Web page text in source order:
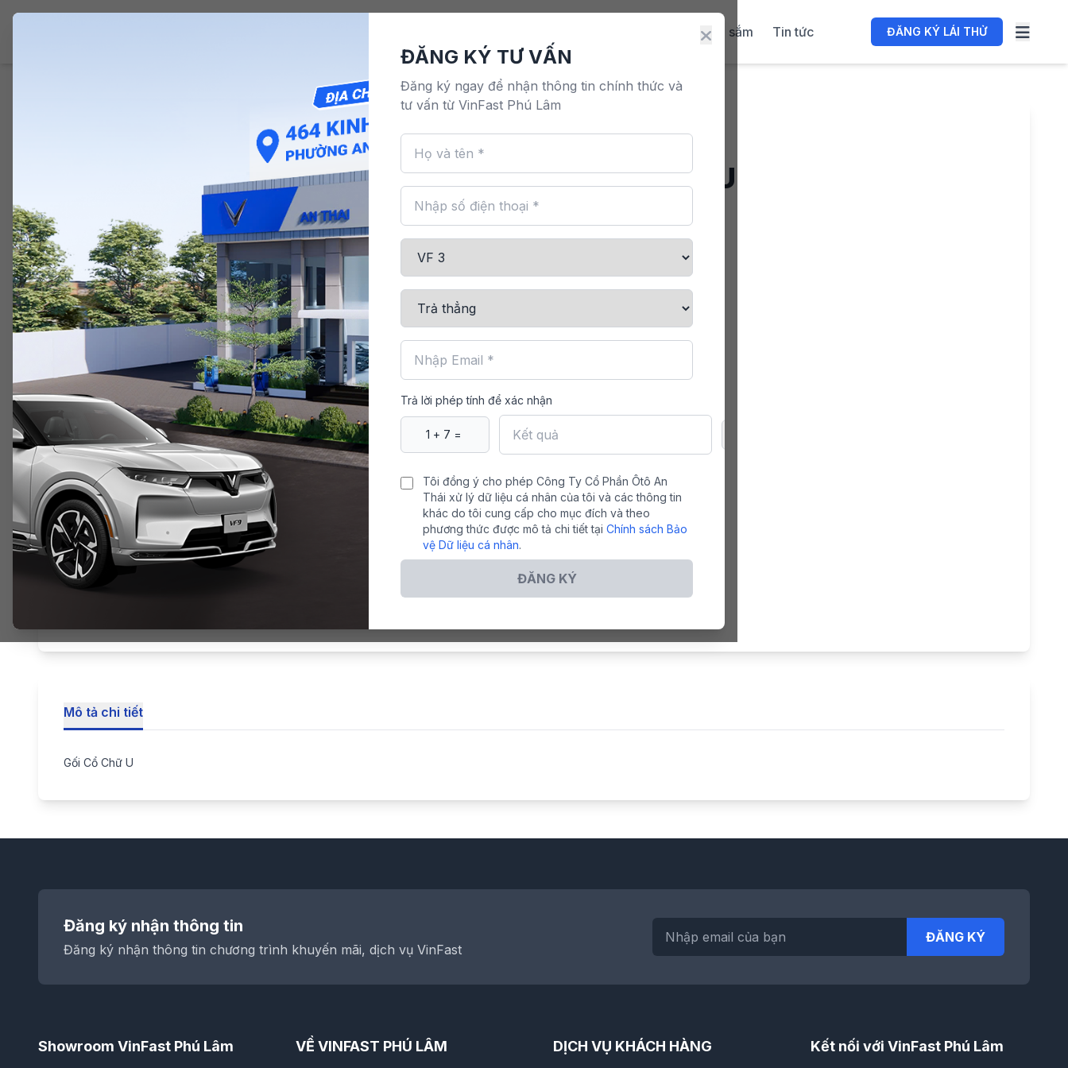
Mua sắm Tin tức ĐĂNG KÝ LÁI THỬ
Gối Cổ Chữ U
Gối Cổ Chữ U
116,000 đ
Mô tả chi tiết
Gối Cổ Chữ U
Đăng ký nhận thông tin
Đăng ký nhận thông tin chương trình khuyến mãi, dịch vụ VinFast
ĐĂNG KÝ
Showroom VinFast Phú Lâm VỀ VINFAST PHÚ LÂM DỊCH VỤ KHÁCH HÀNG Kết nối với VinFast Phú Lâm
ĐĂNG KÝ TƯ VẤN
Đăng ký ngay để nhận thông tin chính thức và
tư vấn từ VinFast Phú Lâm
Trả lời phép tính để xác nhận
Tôi đồng ý cho phép Công Ty Cổ Phần Ôtô An
Thái xử lý dữ liệu cá nhân của tôi và các thông tin
khác do tôi cung cấp cho mục đích và theo
phương thức được mô tả chi tiết tại Chính sách Bảo
vệ Dữ liệu cá nhân.
ĐĂNG KÝ